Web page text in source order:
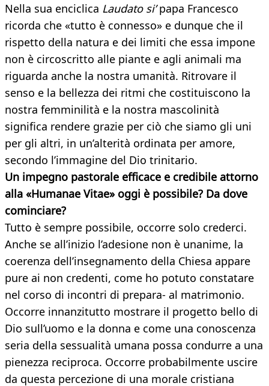
Nella sua enciclica Laudato si’papa Francesco
ricorda che «tutto è connesso» e dunque che il
rispetto della natura e dei limiti che essa impone
non è circoscritto alle piante e agli animali ma
riguarda anche la nostra umanità. Ritrovare il
senso e la bellezza dei ritmi che costituiscono la
nostra femminilità e la nostra mascolinità
significa rendere grazie per ciò che siamo gli uni
per gli altri, in un’alterità ordinata per amore,
secondo l’immagine del Dio trinitario.
Un impegno pastorale efficace e credibile attorno
alla «Humanae Vitae» oggi è possibile? Da dove
cominciare?
Tutto è sempre possibile, occorre solo crederci.
Anche se all’inizio l’adesione non è unanime, la
coerenza dell’insegnamento della Chiesa appare
pure ai non credenti, come ho potuto constatare
nel corso di incontri di prepara- al matrimonio.
Occorre innanzitutto mostrare il progetto bello di
Dio sull’uomo e la donna e come una conoscenza
seria della sessualità umana possa condurre a una
pienezza reciproca. Occorre probabilmente uscire
da questa percezione di una morale cristiana